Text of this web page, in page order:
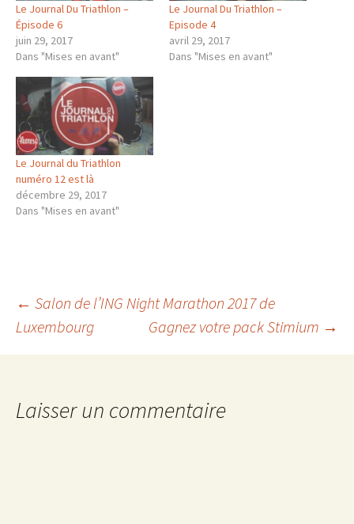
Le Journal Du Triathlon –
Épisode 6
juin 29, 2017
Dans "Mises en avant"
Le Journal Du Triathlon –
Episode 4
avril 29, 2017
Dans "Mises en avant"
Le Journal du Triathlon
numéro 12 est là
décembre 29, 2017
Dans "Mises en avant"
Navigation
des
articles
← Salon de l’ING Night Marathon 2017 de
Luxembourg
Gagnez votre pack Stimium →
Laisser un commentaire